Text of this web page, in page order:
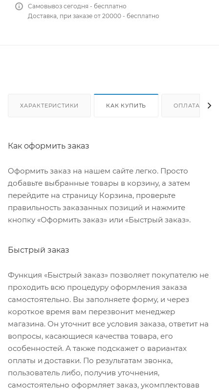
Самовывоз сегодня - бесплатно
Доставка, при заказе от 20000 - бесплатно
ХАРАКТЕРИСТИКИ КАК КУПИТЬ ОПЛАТА
Как оформить заказ
Оформить заказ на нашем сайте легко. Просто
добавьте выбранные товары в корзину, а затем
перейдите на страницу Корзина, проверьте
правильность заказанных позиций и нажмите
кнопку «Оформить заказ» или «Быстрый заказ».
Быстрый заказ
Функция «Быстрый заказ» позволяет покупателю не
проходить всю процедуру оформления заказа
самостоятельно. Вы заполняете форму, и через
короткое время вам перезвонит менеджер
магазина. Он уточнит все условия заказа, ответит на
вопросы, касающиеся качества товара, его
особенностей. А также подскажет о вариантах
оплаты и доставки. По результатам звонка,
пользователь либо, получив уточнения,
самостоятельно оформляет заказ, укомплектовав